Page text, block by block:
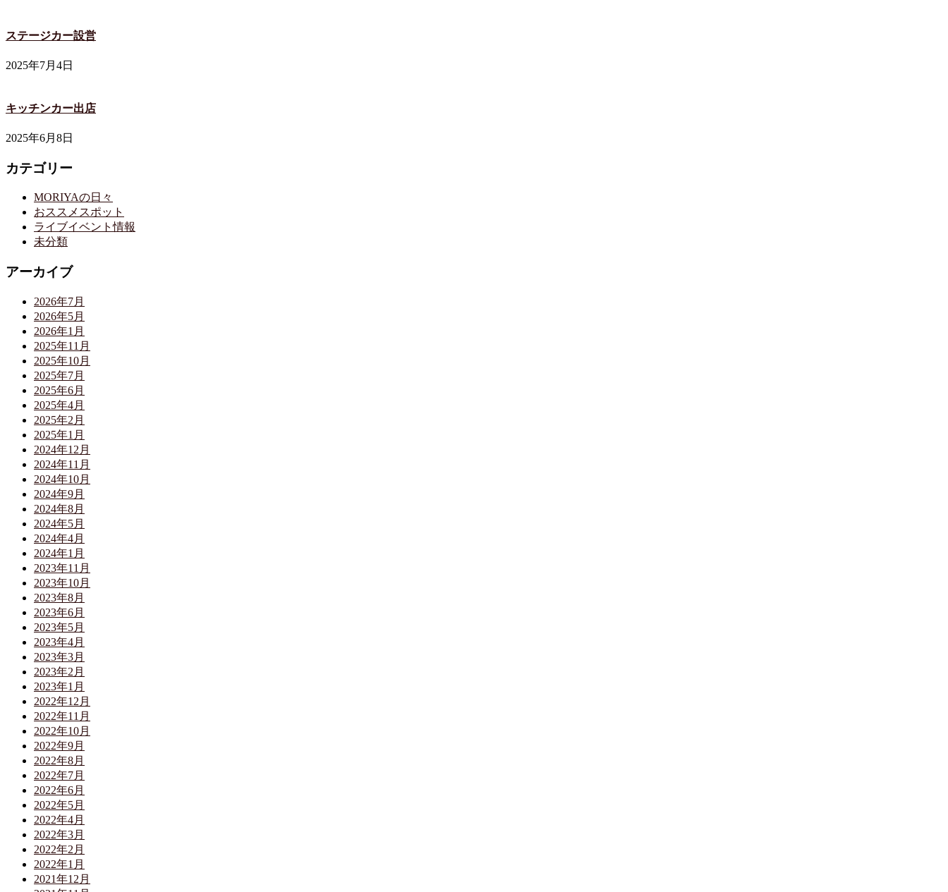
ステージカー設営
2025年7月4日
キッチンカー出店
2025年6月8日
カテゴリー
MORIYAの日々
おススメスポット
ライブイベント情報
未分類
アーカイブ
2026年7月
2026年5月
2026年1月
2025年11月
2025年10月
2025年7月
2025年6月
2025年4月
2025年2月
2025年1月
2024年12月
2024年11月
2024年10月
2024年9月
2024年8月
2024年5月
2024年4月
2024年1月
2023年11月
2023年10月
2023年8月
2023年6月
2023年5月
2023年4月
2023年3月
2023年2月
2023年1月
2022年12月
2022年11月
2022年10月
2022年9月
2022年8月
2022年7月
2022年6月
2022年5月
2022年4月
2022年3月
2022年2月
2022年1月
2021年12月